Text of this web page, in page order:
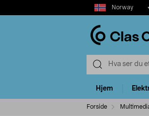
Select
market
Norway
Hjem
Forside